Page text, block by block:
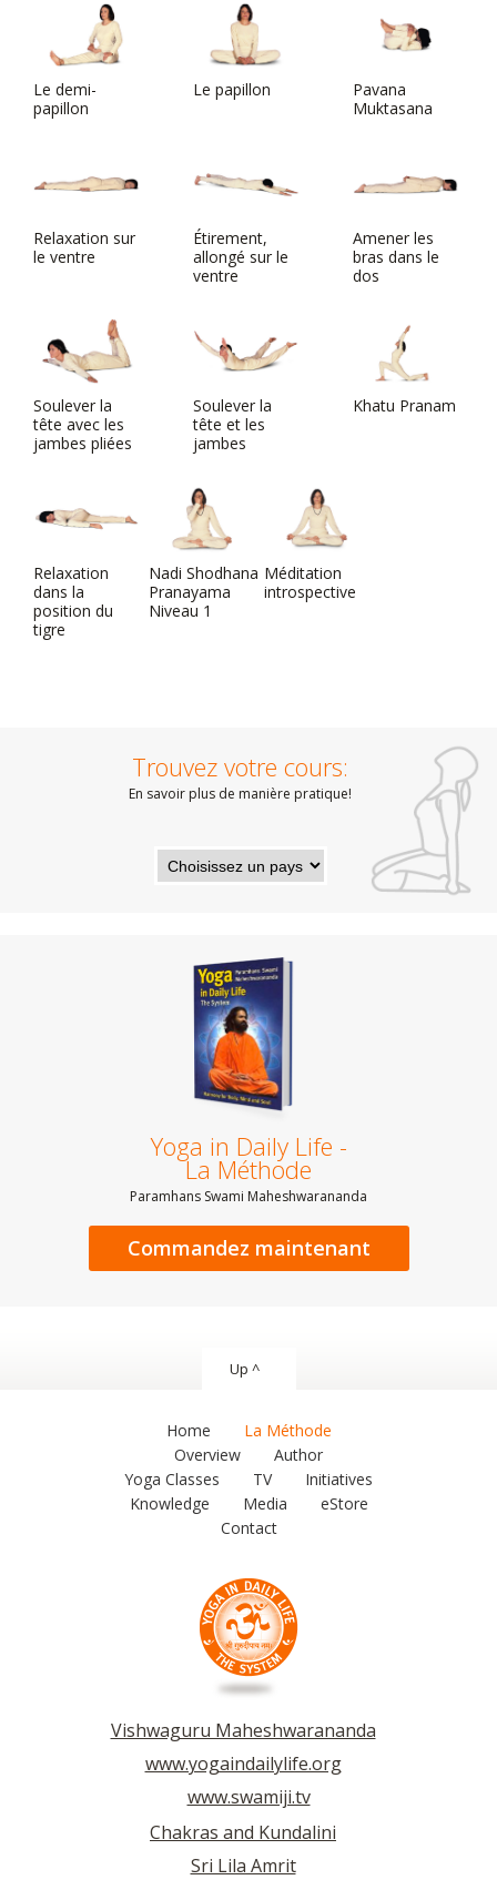
Le demi-
papillon
Le papillon
Pavana
Muktasana
Relaxation sur
le ventre
Étirement,
allongé sur le
ventre
Amener les
bras dans le
dos
Soulever la
tête avec les
jambes pliées
Soulever la
tête et les
jambes
Khatu Pranam
Relaxation
dans la
position du
tigre
Nadi Shodhana
Pranayama
Niveau 1
Méditation
introspective
Trouvez votre cours:
En savoir plus de manière pratique!
Yoga in Daily Life -
La Méthode
Paramhans Swami Maheshwarananda
Commandez maintenant
Up ^
Home
La Méthode
Overview
Author
Yoga Classes
TV
Initiatives
Knowledge
Media
eStore
Contact
Vishwaguru Maheshwarananda
www.yogaindailylife.org
www.swamiji.tv
Chakras and Kundalini
Sri Lila Amrit